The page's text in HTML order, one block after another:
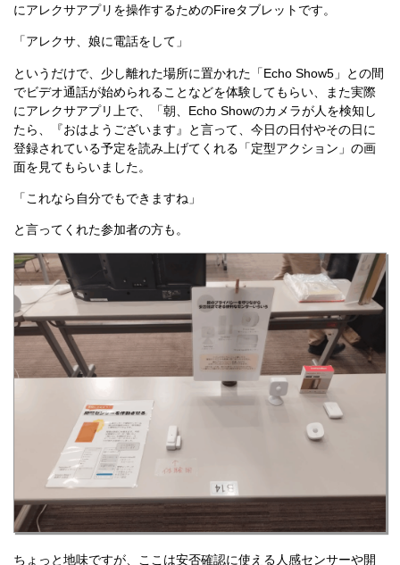
にアレクサアプリを操作するためのFireタブレットです。
「アレクサ、娘に電話をして」
というだけで、少し離れた場所に置かれた「Echo Show5」との間
でビデオ通話が始められることなどを体験してもらい、また実際
にアレクサアプリ上で、「朝、Echo Showのカメラが人を検知し
たら、『おはようございます』と言って、今日の日付やその日に
登録されている予定を読み上げてくれる「定型アクション」の画
面を見てもらいました。
「これなら自分でもできますね」
と言ってくれた参加者の方も。
ちょっと地味ですが、ここは安否確認に使える人感センサーや開